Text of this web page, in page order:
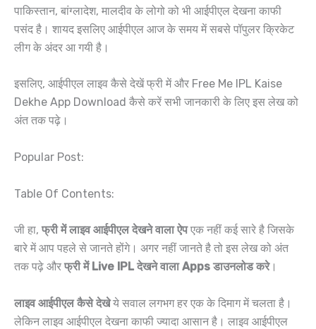
पाकिस्तान, बांग्लादेश, मालदीव के लोगो को भी आईपीएल देखना काफी
पसंद है। शायद इसलिए आईपीएल आज के समय में सबसे पॉपुलर क्रिकेट
लीग के अंदर आ गयी है।
इसलिए, आईपीएल लाइव कैसे देखें फ्री में और Free Me IPL Kaise
Dekhe App Download कैसे करें सभी जानकारी के लिए इस लेख को
अंत तक पढ़े।
Popular Post:
Table Of Contents:
जी हा, फ्री में लाइव आईपीएल देखने वाला ऐपएक नहीं कई सारे है जिसके
बारे में आप पहले से जानते होंगे। अगर नहीं जानते है तो इस लेख को अंत
तक पढ़े और फ्री में Live IPL देखने वाला Apps डाउनलोड करे।
लाइव आईपीएल कैसे देखेये सवाल लगभग हर एक के दिमाग में चलता है।
लेकिन लाइव आईपीएल देखना काफी ज्यादा आसान है। लाइव आईपीएल